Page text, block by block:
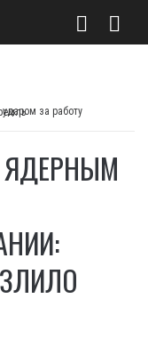
Кремль
ЯДЕРНЫМ